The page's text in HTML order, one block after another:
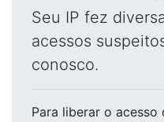
Seu IP fez
acessos
conosco.
Para liberar o acesso